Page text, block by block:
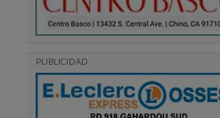
PUBLICIDAD